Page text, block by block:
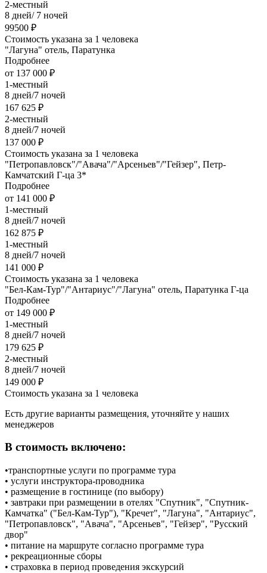
2-местный
8 дней/ 7 ночей
99500 ₽
Стоимость указана за 1 человека
"Лагуна" отель, Паратунка
Подробнее
от 137 000 ₽
1-местный
8 дней/7 ночей
167 625 ₽
2-местный
8 дней/7 ночей
137 000 ₽
Стоимость указана за 1 человека
"Петропавловск"/"Авача"/"Арсеньев"/"Гейзер", Петр-
Камчатский Г-ца 3*
Подробнее
от 141 000 ₽
1-местный
8 дней/7 ночей
162 875 ₽
1-местный
8 дней/7 ночей
141 000 ₽
Стоимость указана за 1 человека
"Бел-Кам-Тур"/"Антариус"/"Лагуна" отель, Паратунка Г-ца
Подробнее
от 149 000 ₽
1-местный
8 дней/7 ночей
179 625 ₽
2-местный
8 дней/7 ночей
149 000 ₽
Стоимость указана за 1 человека
Есть другие варианты размещения, уточняйте у наших
менеджеров
В стоимость включено:
•транспортные услуги по программе тура
• услуги инструктора-проводника
• размещение в гостинице (по выбору)
• завтраки при размещении в отелях "Спутник", "Спутник-
Камчатка" ("Бел-Кам-Тур"), "Кречет", "Лагуна", "Антариус",
"Петропавловск", "Авача", "Арсеньев", "Гейзер", "Русский
двор"
• питание на маршруте согласно программе тура
• рекреационные сборы
• страховка в период проведения экскурсий